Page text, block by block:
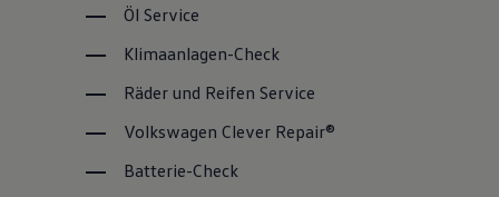
Öl Service
Klimaanlagen-Check
Räder und Reifen Service
Volkswagen Clever Repair®
Batterie-Check